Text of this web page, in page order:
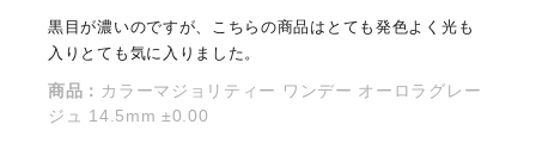
黒目が濃いのですが、こちらの商品はとても発色よく光も
入りとても気に入りました。
商品： カラーマジョリティー ワンデー オーロラグレー
ジュ 14.5mm ±0.00